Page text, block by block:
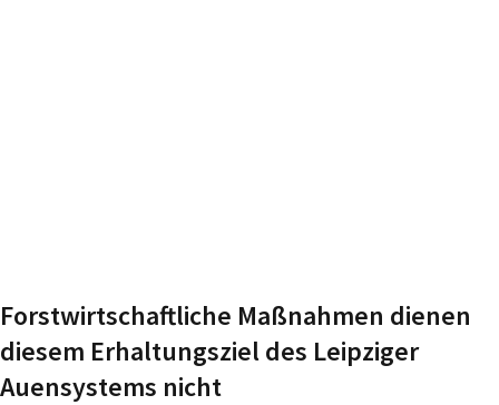
Forstwirtschaftliche Maßnahmen dienen
diesem Erhaltungsziel des Leipziger
Auensystems nicht